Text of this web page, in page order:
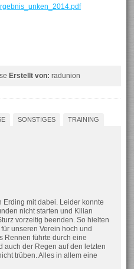
Erstellt von: radunion
SONSTIGES TRAINING
Erding mit dabei. Leider konnte
nicht starten und Kilian
vorzeitig beenden. So hielten
unseren Verein hoch und
Rennen führte durch eine
auch der Regen auf den letzten
trüben. Alles in allem eine